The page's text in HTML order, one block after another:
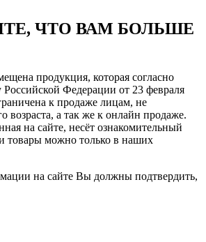
ЧТО ВАМ БОЛЬШЕ
продукция, которая согласно
Российской Федерации от 23 февраля
к продаже лицам, не
возраста, а так же к онлайн продаже.
на сайте, несёт ознакомительный
товары можно только в наших
на сайте Вы должны подтвердить,